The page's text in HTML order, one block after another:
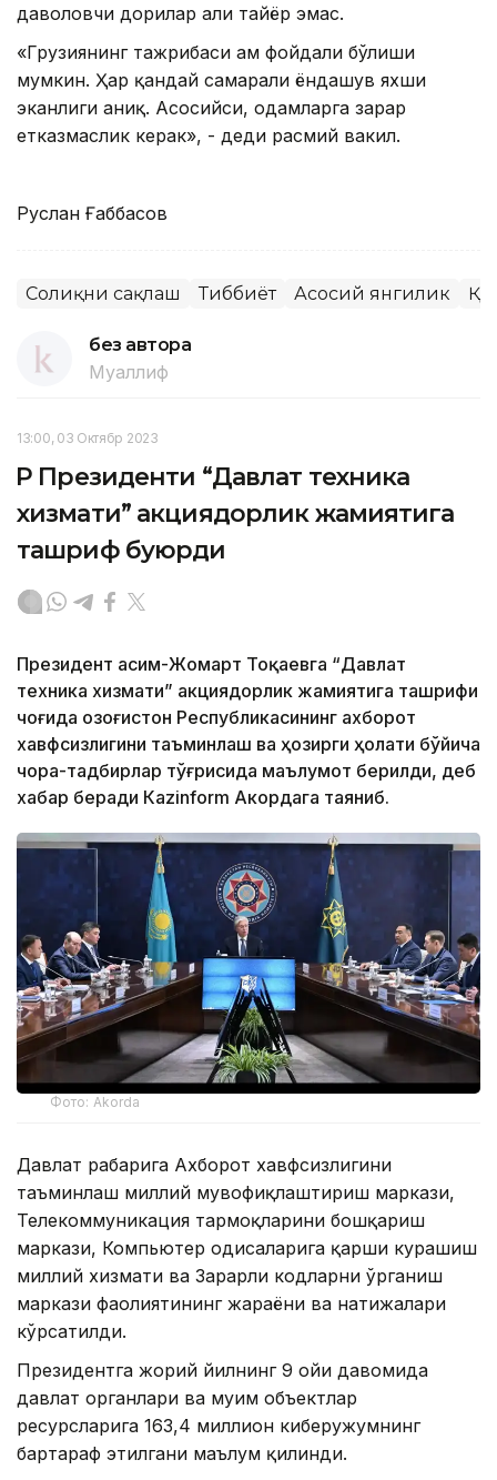
даволовчи дорилар ҳали тайёр эмас.
«Грузиянинг тажрибаси ҳам фойдали бўлиши
мумкин. Ҳар қандай самарали ёндашув яхши
эканлиги аниқ. Асосийси, одамларга зарар
етказмаслик керак», - деди расмий вакил.
Руслан Ғаббасов
Соғлиқни сақлаш Тиббиёт Асосий янгилик ҚР
без автора
Муаллиф
13:00, 03 Октябр 2023
ҚР Президенти “Давлат техника
хизмати” акциядорлик жамиятига
ташриф буюрди
Президент Қасим-Жомарт Тоқаевга “Давлат
техника хизмати” акциядорлик жамиятига ташрифи
чоғида Қозоғистон Республикасининг ахборот
хавфсизлигини таъминлаш ва ҳозирги ҳолати бўйича
чора-тадбирлар тўғрисида маълумот берилди, деб
хабар беради Каzinform Акордага таяниб.
Фото: Akorda
Давлат раҳбарига Ахборот хавфсизлигини
таъминлаш миллий мувофиқлаштириш маркази,
Телекоммуникация тармоқларини бошқариш
маркази, Компьютер ҳодисаларига қарши курашиш
миллий хизмати ва Зарарли кодларни ўрганиш
маркази фаолиятининг жараёни ва натижалари
кўрсатилди.
Президентга жорий йилнинг 9 ойи давомида
давлат органлари ва муҳим объектлар
ресурсларига 163,4 миллион киберҳужумнинг
бартараф этилгани маълум қилинди.